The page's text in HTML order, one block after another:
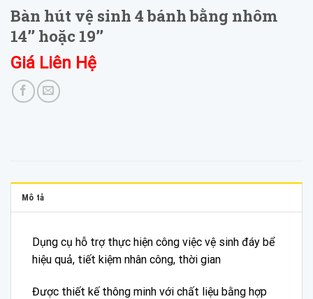
Bàn hút vệ sinh 4 bánh bằng nhôm
14’’ hoặc 19’’
Giá Liên Hệ
Mô tả
Dụng cụ hỗ trợ thực hiện công việc vệ sinh đáy bể
hiệu quả, tiết kiệm nhân công, thời gian
Được thiết kế thông minh với chất liệu bằng hợp